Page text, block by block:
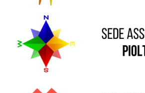
Sede di Vaprio D'Adda